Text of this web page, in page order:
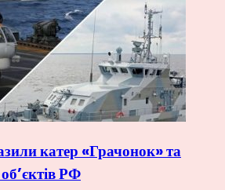
катер «Грачонок» та
РФ